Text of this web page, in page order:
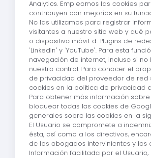
Analytics. Empleamos las cookies
contribuyen con mejorías en su
No las utilizamos para registrar
visitantes a nuestro sitio web y qué
o dispositivo móvil. d. Plugins de
'LinkedIn' y 'YouTube'. Para esta
navegación de internet, incluso si
nuestro control. Para conocer el
de privacidad del proveedor de red
cookies en la política de privacidad
Para obtener más información
bloquear todas las cookies de
generales sobre las cookies en la
El Usuario se compromete a
ésta, así como a los directivos,
de los abogados intervinientes y
Información facilitada por el